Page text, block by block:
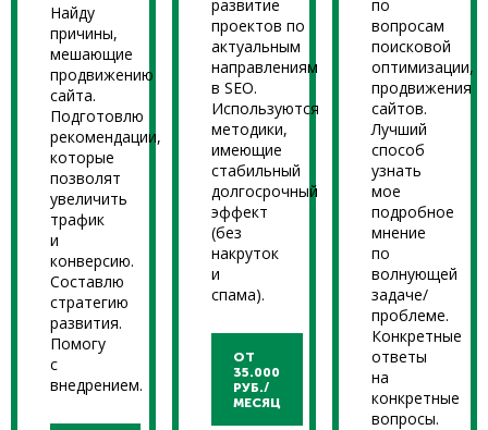
Найду
причины,
мешающие
продвижению
сайта.
Подготовлю
рекомендации,
которые
позволят
увеличить
трафик
и
конверсию.
Составлю
стратегию
развития.
Помогу
с
внедрением.
развитие
проектов по
актуальным
направлениям
в SEO.
Используются
методики,
имеющие
стабильный
долгосрочный
эффект
(без
накруток
и
спама).
ОТ
35.000
РУБ./
МЕСЯЦ
по
вопросам
поисковой
оптимизации,
продвижения
сайтов.
Лучший
способ
узнать
мое
подробное
мнение
по
волнующей
задаче/
проблеме.
Конкретные
ответы
на
конкретные
вопросы.